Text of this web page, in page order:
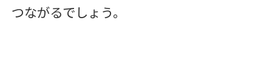
つながるでしょう。